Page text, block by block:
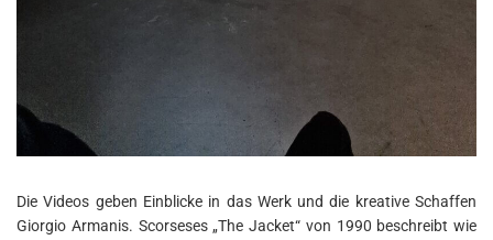
Die Videos geben Einblicke in das Werk und die kreative Schaffen
Giorgio Armanis. Scorseses „The Jacket“ von 1990 beschreibt wie